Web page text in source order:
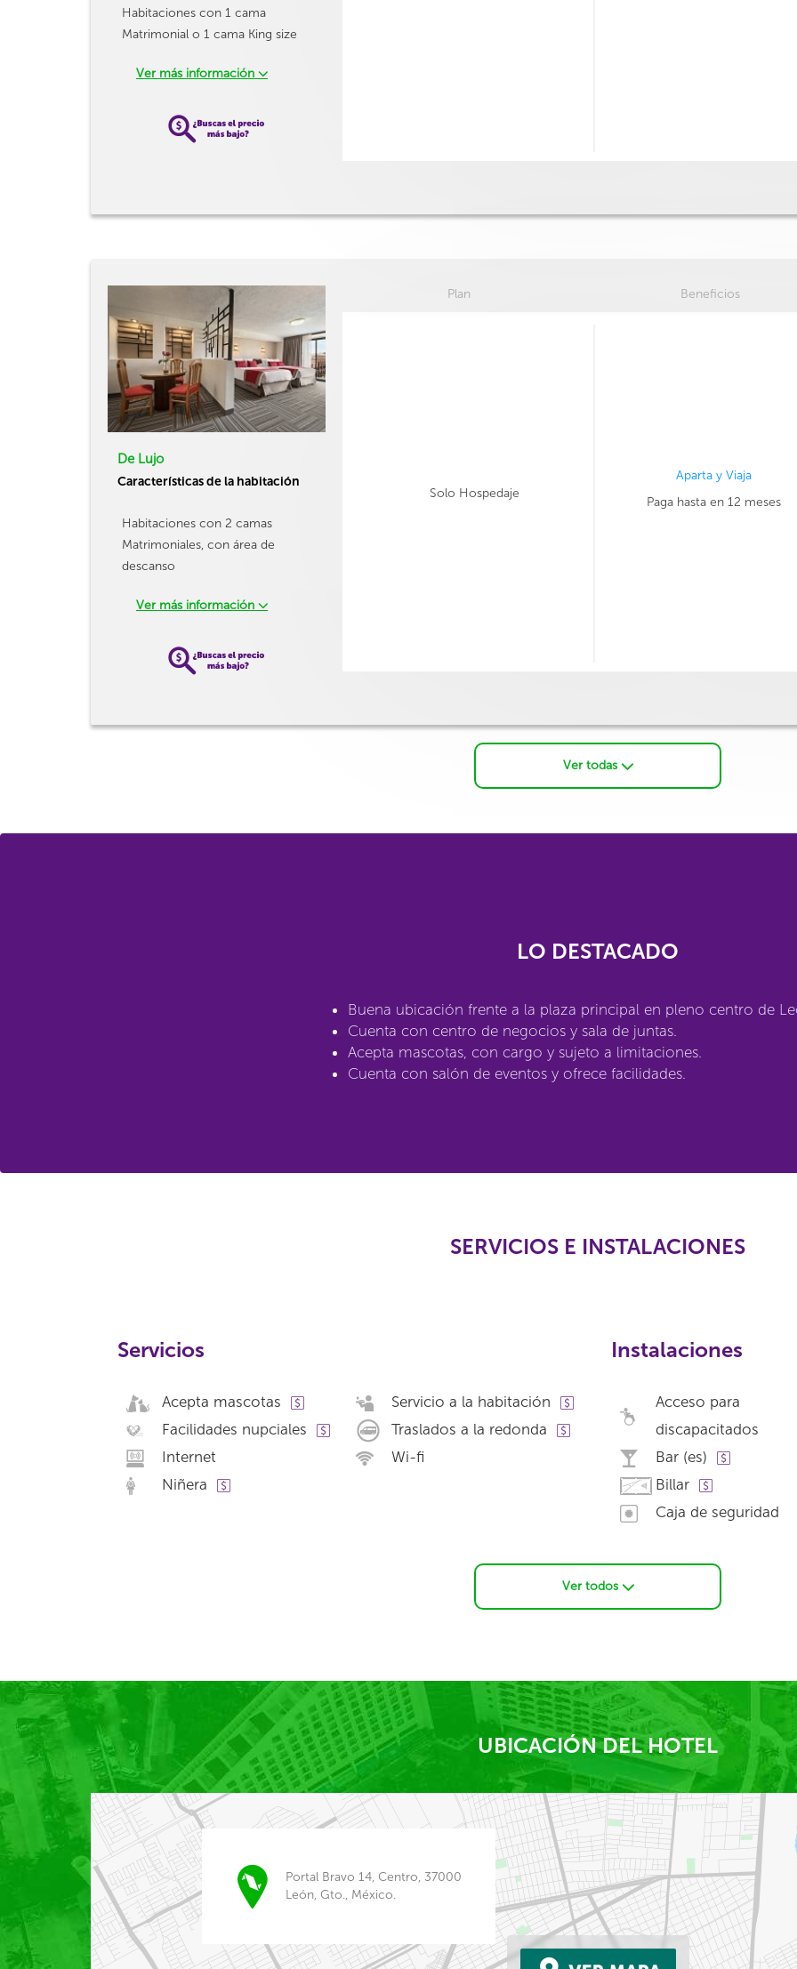
Habitaciones con 1 cama
Matrimonial o 1 cama King size
Ver más información
De Lujo
Características de la habitación
Habitaciones con 2 camas
Matrimoniales, con área de
descanso
Ver más información
Plan Beneficios
Solo Hospedaje
Aparta y Viaja
Paga hasta en 12 meses
Ver todas
LO DESTACADO
Buena ubicación frente a la plaza principal en pleno centro de
Cuenta con centro de negocios y sala de juntas.
Acepta mascotas, con cargo y sujeto a limitaciones.
Cuenta con salón de eventos y ofrece facilidades.
SERVICIOS E INSTALACIONES
Servicios
Acepta mascotas
Facilidades nupciales
Internet
Niñera
Servicio a la habitación
Traslados a la redonda
Wi-fi
Instalaciones
Acceso para
discapacitados
Bar (es)
Billar
Caja de seguridad
Ver todos
UBICACIÓN DEL HOTEL
Portal Bravo 14, Centro, 37000
León, Gto., México.